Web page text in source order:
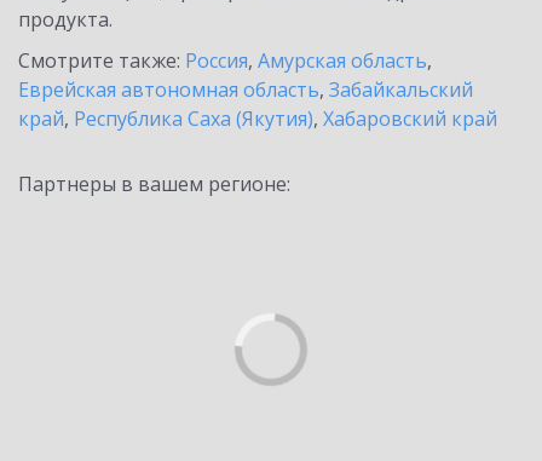
продукта.
Смотрите также: Россия, Амурская область,
Еврейская автономная область, Забайкальский
край, Республика Саха (Якутия), Хабаровский край
Партнеры в вашем регионе: